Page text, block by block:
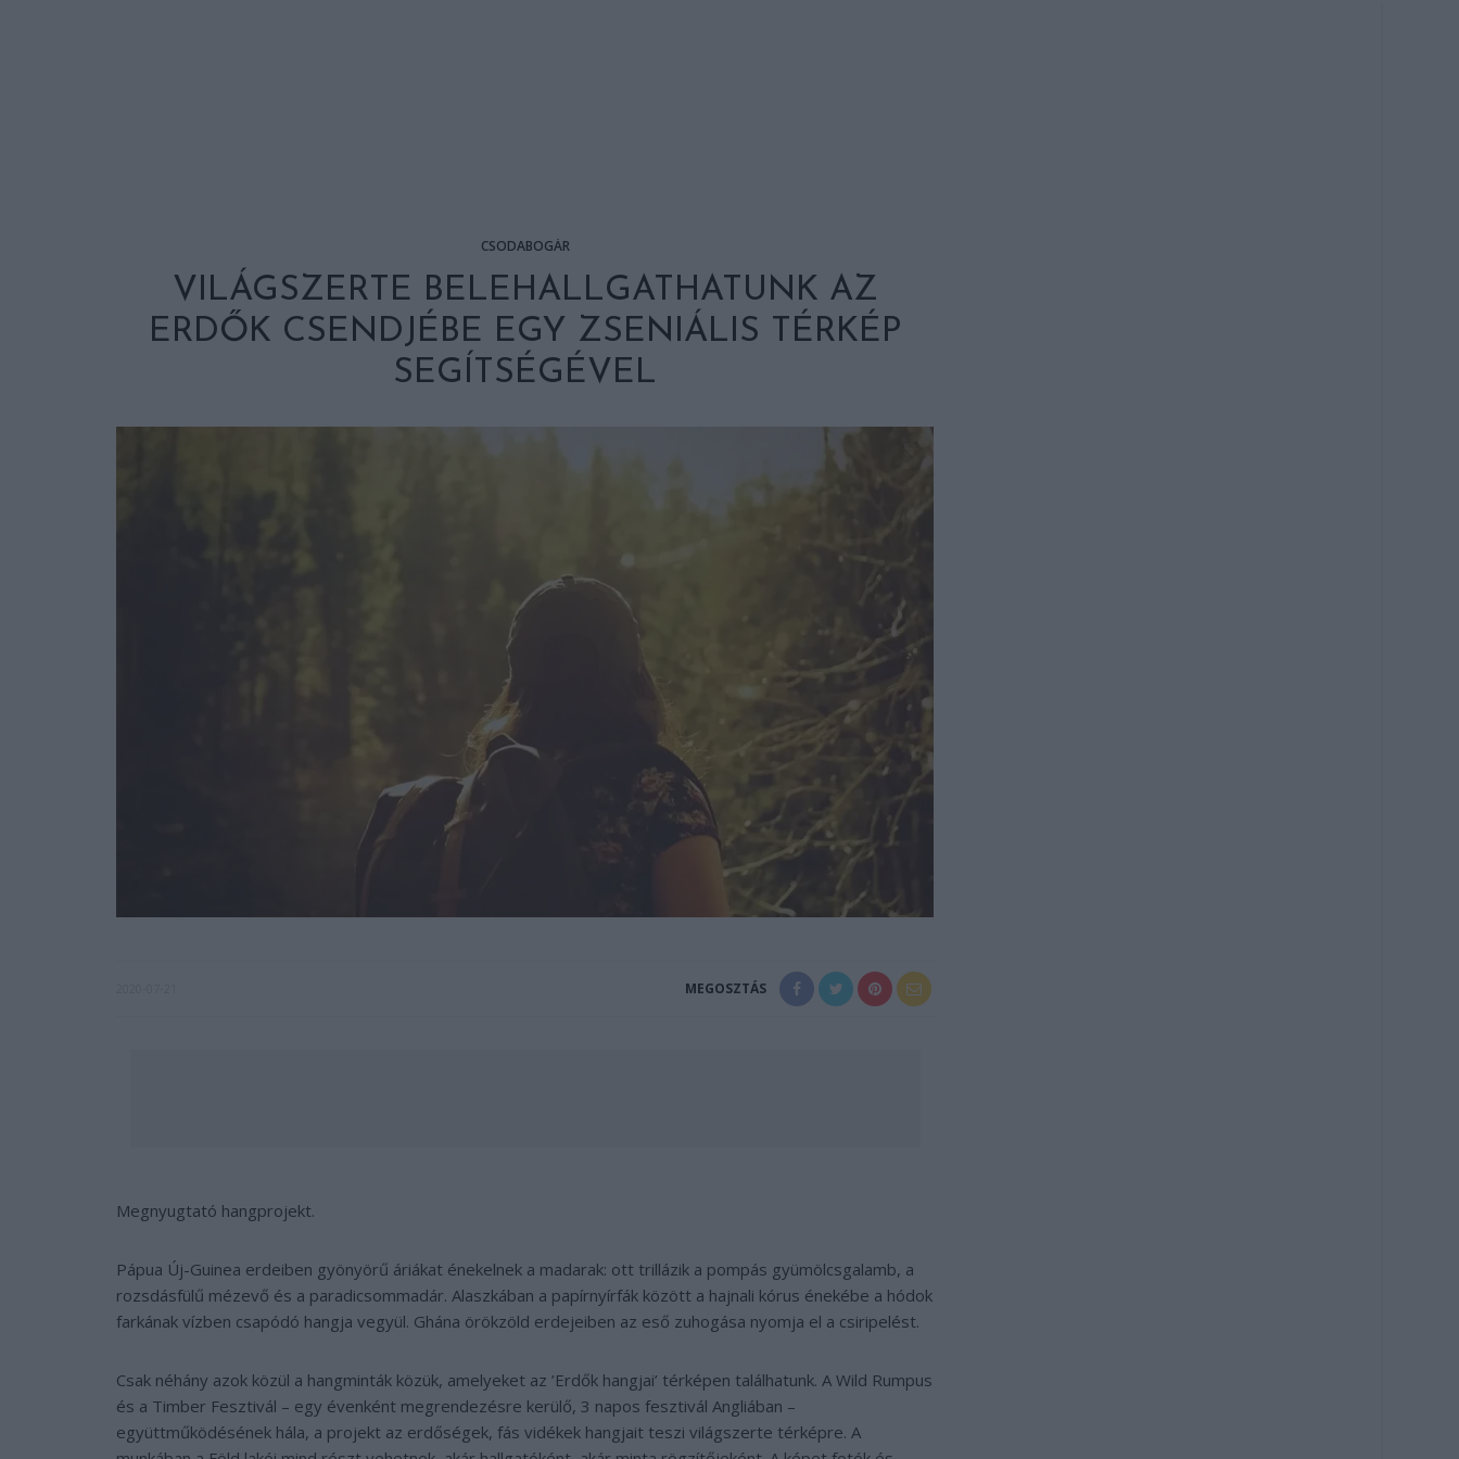
CSODABOGÁR
VILÁGSZERTE BELEHALLGATHATUNK AZ
ERDŐK CSENDJÉBE EGY ZSENIÁLIS TÉRKÉP
SEGÍTSÉGÉVEL
MEGOSZTÁS
Megnyugtató hangprojekt.
Pápua Új-Guinea erdeiben gyönyörű áriákat énekelnek a madarak: ott trillázik a pompás gyümölcsgalamb, a
rozsdásfülű mézevő és a paradicsommadár. Alaszkában a papírnyírfák között a hajnali kórus énekébe a hódok
farkának vízben csapódó hangja vegyül. Ghána örökzöld erdejeiben az eső zuhogása nyomja el a csiripelést.
Csak néhány azok közül a hangminták közük, amelyeket az ’Erdők hangjai’ térképen találhatunk. A Wild Rumpus
és a Timber Fesztivál – egy évenként megrendezésre kerülő, 3 napos fesztivál Angliában –
együttműködésének hála, a projekt az erdőségek, fás vidékek hangjait teszi világszerte térképre. A